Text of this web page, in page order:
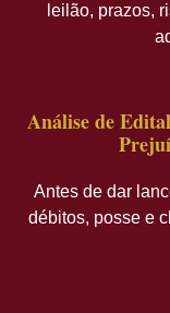
leilão, prazos,
Análise de
Antes de dar
débitos, posse e